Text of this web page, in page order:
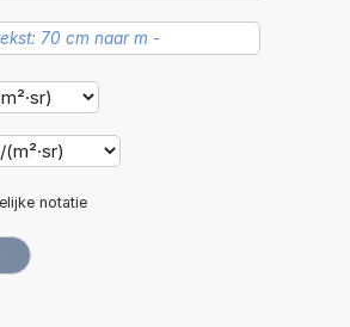
notatie